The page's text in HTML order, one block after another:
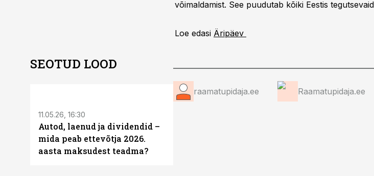
võimaldamist. See puudutab kõiki Eestis
Loe edasi Äripäev
raamatupidaja.ee Raamatupidaja.ee
SEOTUD LOOD
11.05.26, 16:30
Autod, laenud ja dividendid –
mida peab ettevõtja 2026.
aasta maksudest teadma?